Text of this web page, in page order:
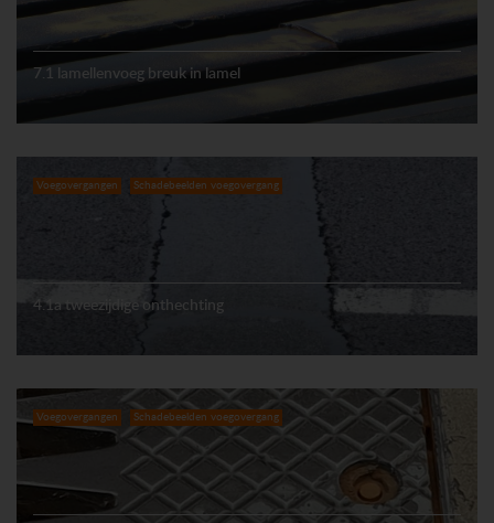
7.1 lamellenvoeg breuk in lamel
Voegovergangen Schadebeelden voegovergang
4.1a tweezijdige onthechting
Voegovergangen Schadebeelden voegovergang